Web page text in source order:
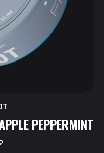
PEPPERMINT